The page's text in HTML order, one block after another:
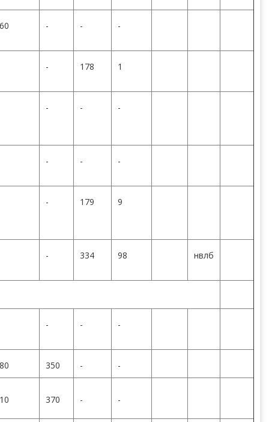
- - -
- 178 1
- - -
- - -
- 179 9
- 334 98 нвлб
- - -
350 - -
370 - -